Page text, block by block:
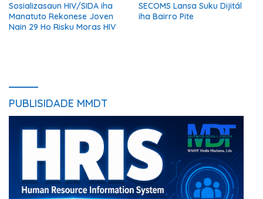
Sosializasaun HIV/SIDA iha
Manatuto Rekonese Joven
Nain 29 Ho Risku Moras HIV
SECOMS Lansa Suku Dijitál
iha Bairro Pite
PUBLISIDADE MMDT